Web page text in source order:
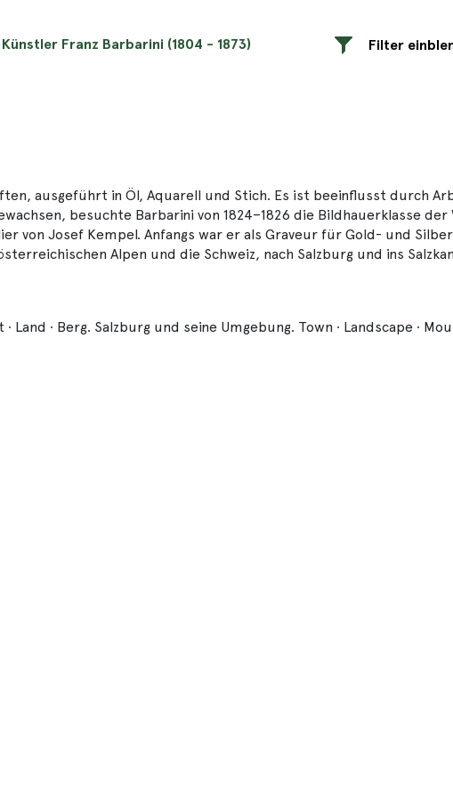
Franz Barbarini (1804 - 1873) Filter
ausgeführt in Öl, Aquarell und Stich. Es ist beeinflusst durch
besuchte Barbarini von 1824–1826 die Bildhauerklasse
von Josef Kempel. Anfangs war er als Graveur für Gold- und
Alpen und die Schweiz, nach Salzburg und ins
Land ∙ Berg. Salzburg und seine Umgebung. Town ∙ Landscape ∙